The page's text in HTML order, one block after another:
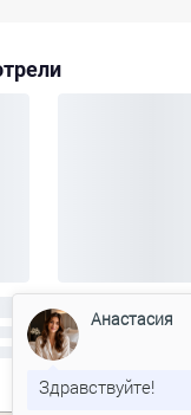
Анастасия
Здравствуйте!